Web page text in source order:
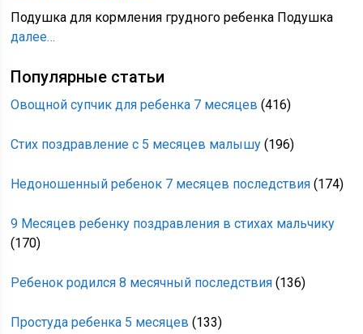
Подушка для кормления грудного ребенка Подушка
далее…
Популярные статьи
Овощной супчик для ребенка 7 месяцев (416)
Стих поздравление с 5 месяцев малышу (196)
Недоношенный ребенок 7 месяцев последствия (174)
9 Месяцев ребенку поздравления в стихах мальчику
(170)
Ребенок родился 8 месячный последствия (136)
Простуда ребенка 5 месяцев (133)